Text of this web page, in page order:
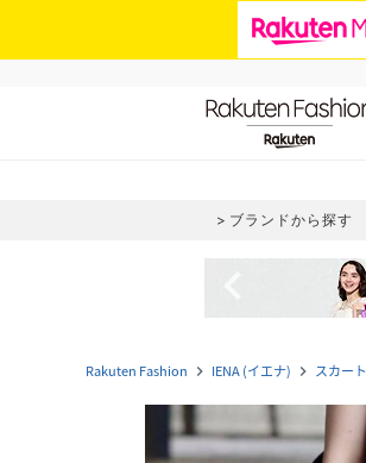
ブランドから探す
Rakuten Fashion navigate_next IENA (イエナ) navigate_next スカート